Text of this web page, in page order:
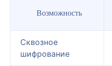
Возможность
Сквозное
шифрование